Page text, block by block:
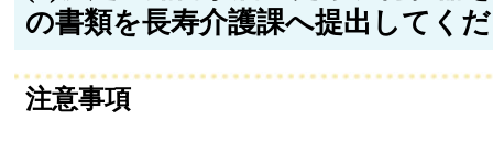
の書類を長寿介護課へ提出してく
注意事項